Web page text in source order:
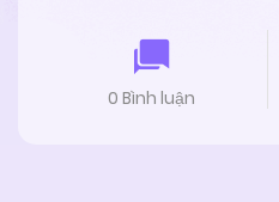
0 Bình luận